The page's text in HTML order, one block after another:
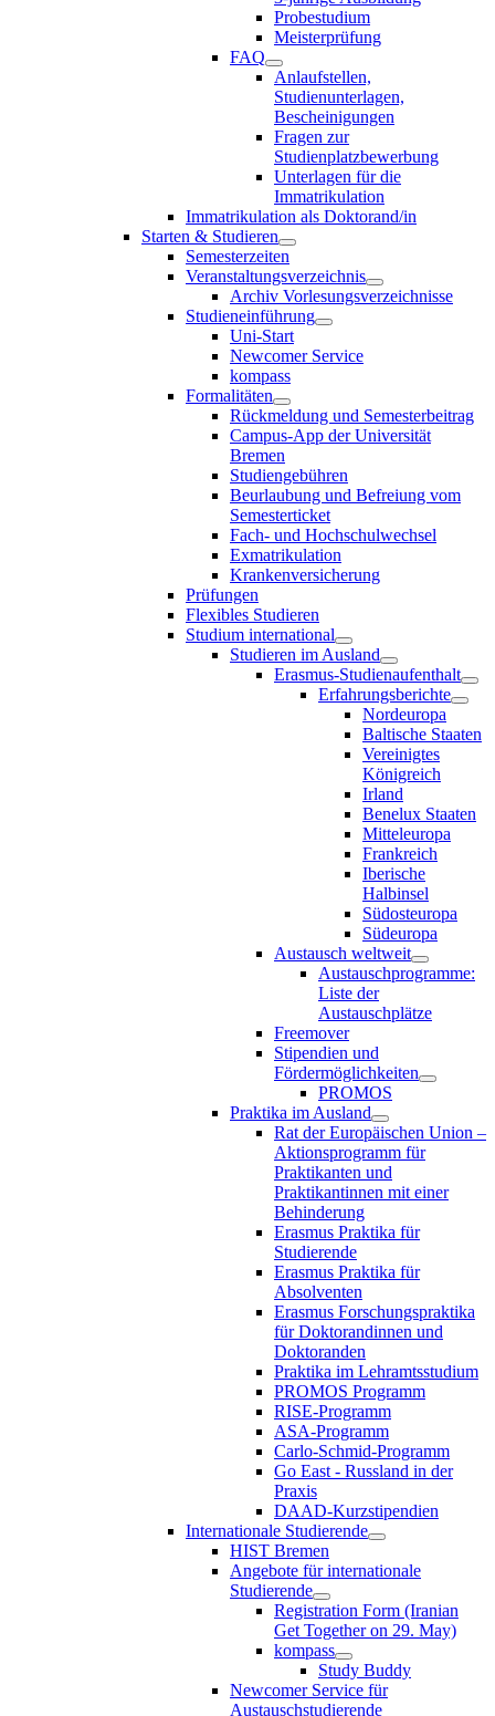
Probestudium
Meisterprüfung
FAQ
Anlaufstellen,
Studienunterlagen,
Bescheinigungen
Fragen zur
Studienplatzbewerbung
Unterlagen für die
Immatrikulation
Immatrikulation als Doktorand/in
Starten & Studieren
Semesterzeiten
Veranstaltungsverzeichnis
Archiv Vorlesungsverzeichnisse
Studieneinführung
Uni-Start
Newcomer Service
kompass
Formalitäten
Rückmeldung und Semesterbeitrag
Campus-App der Universität
Bremen
Studiengebühren
Beurlaubung und Befreiung vom
Semesterticket
Fach- und Hochschulwechsel
Exmatrikulation
Krankenversicherung
Prüfungen
Flexibles Studieren
Studium international
Studieren im Ausland
Erasmus-Studienaufenthalt
Erfahrungsberichte
Nordeuropa
Baltische Staaten
Vereinigtes
Königreich
Irland
Benelux Staaten
Mitteleuropa
Frankreich
Iberische
Halbinsel
Südosteuropa
Südeuropa
Austausch weltweit
Austauschprogramme:
Liste der
Austauschplätze
Freemover
Stipendien und
Fördermöglichkeiten
PROMOS
Praktika im Ausland
Rat der Europäischen Union –
Aktionsprogramm für
Praktikanten und
Praktikantinnen mit einer
Behinderung
Erasmus Praktika für
Studierende
Erasmus Praktika für
Absolventen
Erasmus Forschungspraktika
für Doktorandinnen und
Doktoranden
Praktika im Lehramtsstudium
PROMOS Programm
RISE-Programm
ASA-Programm
Carlo-Schmid-Programm
Go East - Russland in der
Praxis
DAAD-Kurzstipendien
Internationale Studierende
HIST Bremen
Angebote für internationale
Studierende
Registration Form (Iranian
Get Together on 29. May)
kompass
Study Buddy
Newcomer Service für
Austauschstudierende